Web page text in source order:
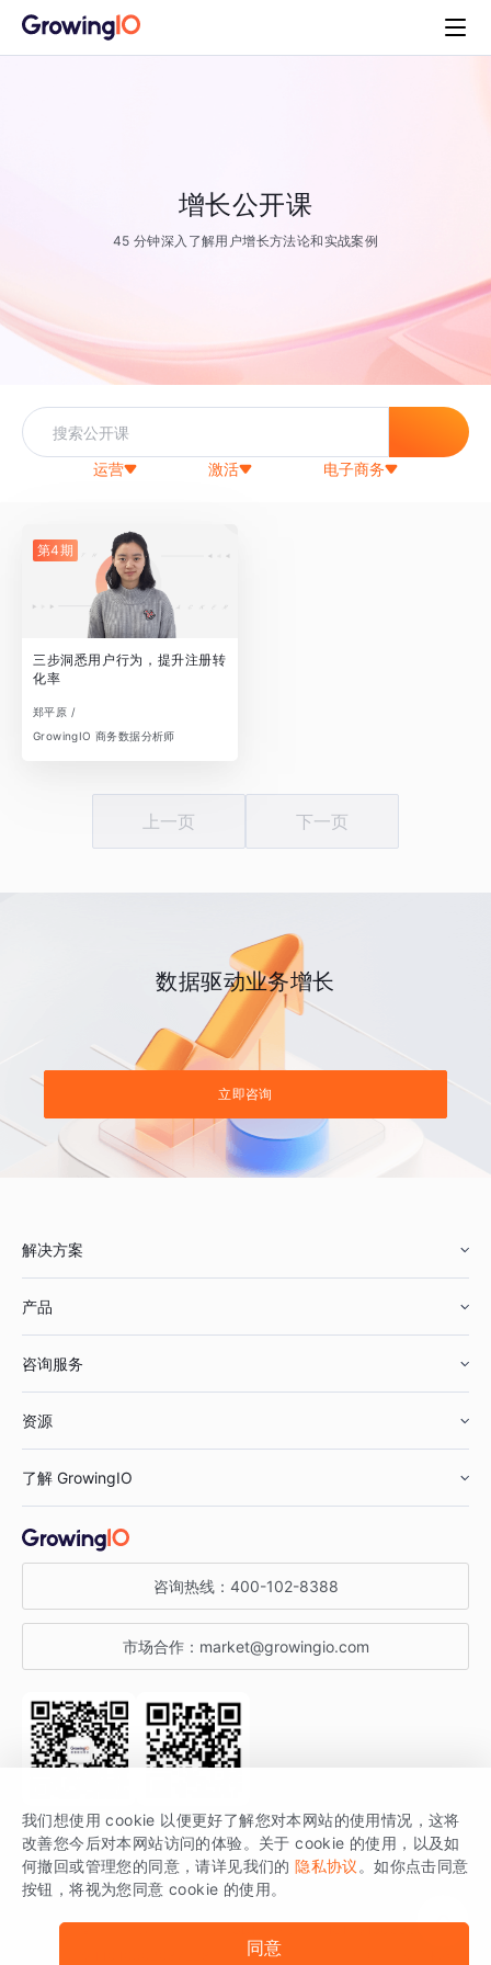
增长公开课
45 分钟深入了解用户增长方法论和实战案例
运营 激活 电子商务
第4期
三步洞悉用户行为，提升注册转
化率
郑平原 /
GrowingIO 商务数据分析师
上一页 下一页
数据驱动业务增长
立即咨询
解决方案
鞋服行业
汽车行业
金融行业
产品
智能运营
获客分析
咨询服务
资源
增长公开课
增长博客
开发者文档
SDK 文档
场景指南
了解 GrowingIO
关于 GrowingIO
增长大会
行业活动
咨询热线： 400-102-8388
市场合作： market@growingio.com
关注公众号 获取更多干货
GrowingIO 是专注于数据智能分析与增长的品牌，核心平台为 GrowingIO
分析云。
版权所有 © 北京易数科技有限公司
我们想使用 cookie 以便更好了解您对本网站的使用情况，这将
改善您今后对本网站访问的体验。关于 cookie 的使用，以及如
何撤回或管理您的同意，请详见我们的 隐私协议 。如你点击同意
按钮，将视为您同意 cookie 的使用。
同意